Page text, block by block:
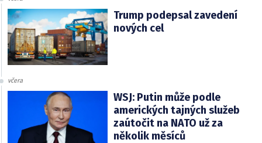
Trump podepsal zavedení
nových cel
včera
WSJ: Putin může podle
amerických tajných služeb
zaútočit na NATO už za
několik měsíců